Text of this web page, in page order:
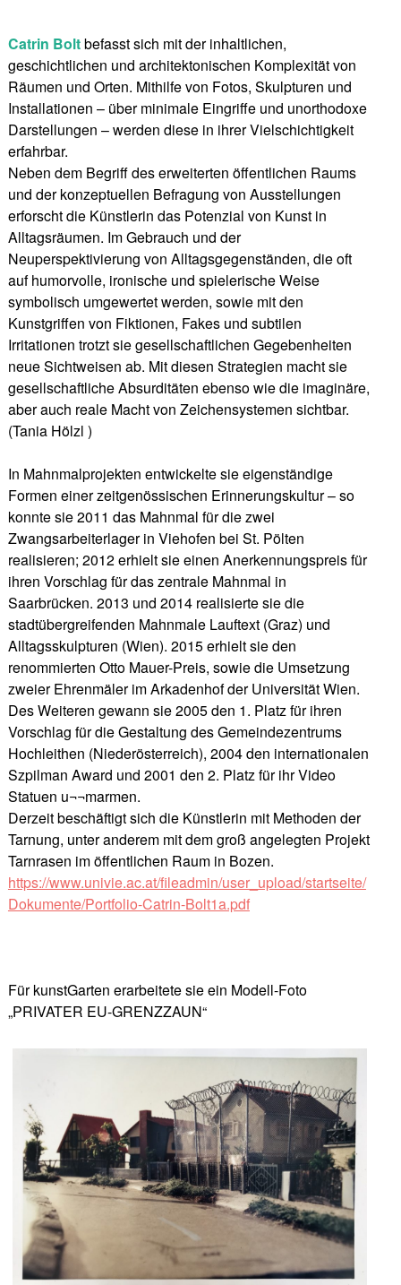
Catrin Boltbefasst sich mit der inhaltlichen,
geschichtlichen und architektonischen Komplexität von
Räumen und Orten. Mithilfe von Fotos, Skulpturen und
Installationen – über minimale Eingriffe und unorthodoxe
Darstellungen – werden diese in ihrer Vielschichtigkeit
erfahrbar.
Neben dem Begriff des erweiterten öffentlichen Raums
und der konzeptuellen Befragung von Ausstellungen
erforscht die Künstlerin das Potenzial von Kunst in
Alltagsräumen. Im Gebrauch und der
Neuperspektivierung von Alltagsgegenständen, die oft
auf humorvolle, ironische und spielerische Weise
symbolisch umgewertet werden, sowie mit den
Kunstgriffen von Fiktionen, Fakes und subtilen
Irritationen trotzt sie gesellschaftlichen Gegebenheiten
neue Sichtweisen ab. Mit diesen Strategien macht sie
gesellschaftliche Absurditäten ebenso wie die imaginäre,
aber auch reale Macht von Zeichensystemen sichtbar.
(Tania Hölzl )
In Mahnmalprojekten entwickelte sie eigenständige
Formen einer zeitgenössischen Erinnerungskultur – so
konnte sie 2011 das Mahnmal für die zwei
Zwangsarbeiterlager in Viehofen bei St. Pölten
realisieren; 2012 erhielt sie einen Anerkennungspreis für
ihren Vorschlag für das zentrale Mahnmal in
Saarbrücken. 2013 und 2014 realisierte sie die
stadtübergreifenden Mahnmale Lauftext (Graz) und
Alltagsskulpturen (Wien). 2015 erhielt sie den
renommierten Otto Mauer-Preis, sowie die Umsetzung
zweier Ehrenmäler im Arkadenhof der Universität Wien.
Des Weiteren gewann sie 2005 den 1. Platz für ihren
Vorschlag für die Gestaltung des Gemeindezentrums
Hochleithen (Niederösterreich), 2004 den internationalen
Szpilman Award und 2001 den 2. Platz für ihr Video
Statuen u¬¬marmen.
Derzeit beschäftigt sich die Künstlerin mit Methoden der
Tarnung, unter anderem mit dem groß angelegten Projekt
Tarnrasen im öffentlichen Raum in Bozen.
https://www.univie.ac.at/fileadmin/user_upload/startseite/
Dokumente/Portfolio-Catrin-Bolt1a.pdf
Für kunstGarten erarbeitete sie ein Modell-Foto
„PRIVATER EU-GRENZZAUN“